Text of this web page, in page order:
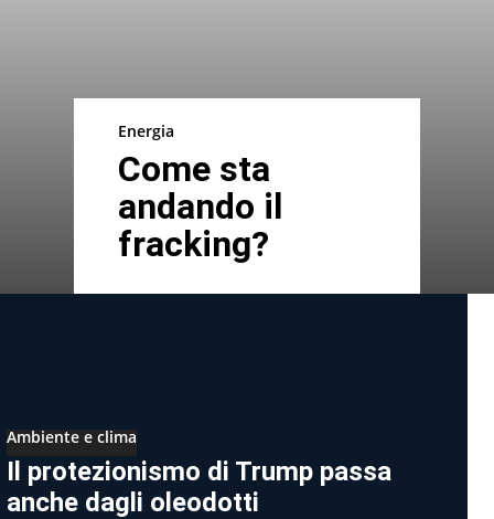
Energia
Come sta
andando il
fracking?
Ambiente e clima
Il protezionismo di Trump passa
anche dagli oleodotti